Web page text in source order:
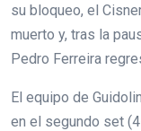
su bloqueo, el
muerto y, tras la
Pedro Ferreira
El equipo de
en el segundo set